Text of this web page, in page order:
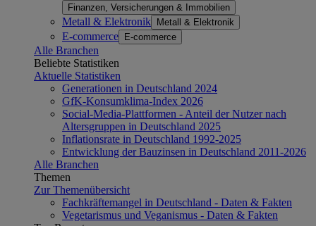
Finanzen, Versicherungen & Immobilien
Metall & Elektronik Metall & Elektronik
E-commerce E-commerce
Alle Branchen
Beliebte Statistiken
Aktuelle Statistiken
Generationen in Deutschland 2024
GfK-Konsumklima-Index 2026
Social-Media-Plattformen - Anteil der Nutzer nach
Altersgruppen in Deutschland 2025
Inflationsrate in Deutschland 1992-2025
Entwicklung der Bauzinsen in Deutschland 2011-2026
Alle Branchen
Themen
Zur Themenübersicht
Fachkräftemangel in Deutschland - Daten & Fakten
Vegetarismus und Veganismus - Daten & Fakten